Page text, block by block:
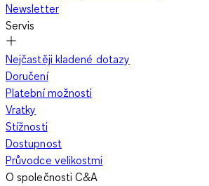
Zimní kombinéza pro dívky poskytuje
bundy a kalhot
optimální ochranu „od
Udržuje teplo
zároveň zajišťuje
izolaci , často s podšívkou z fleecu,
syntetických vláken, která udržuje
Newsletter
Servis
Nejčastěji kladené dotazy
Doručení
Platební možnosti
Vratky
Stížnosti
Dostupnost
Průvodce velikostmi
O společnosti C&A